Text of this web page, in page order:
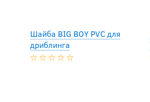
Шайба BIG BOY PVC для
дриблинга